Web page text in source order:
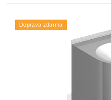
Doprava zdarma